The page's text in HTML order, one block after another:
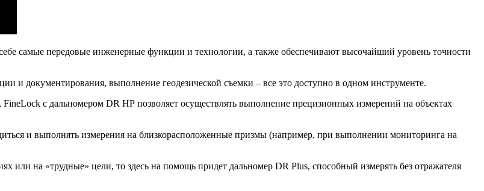
самые передовые инженерные функции и технологии, а также обеспечивают высочайший уровень точности
и документирования, выполнение геодезической съемки – все это доступно в одном инструменте.
с дальномером DR HP позволяет осуществлять выполнение прецизионных измерений на объектах
и выполнять измерения на близкорасположенные призмы (например, при выполнении мониторинга на
или на «трудные» цели, то здесь на помощь придет дальномер DR Plus, способный измерять без отражателя